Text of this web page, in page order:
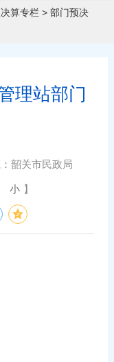
算专栏> 部门预决
理站部门
韶关市民政局
小 】